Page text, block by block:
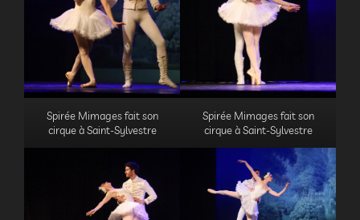
Spirée Mimages fait son
cirque à Saint-Sylvestre
Spirée Mimages fait son
cirque à Saint-Sylvestre